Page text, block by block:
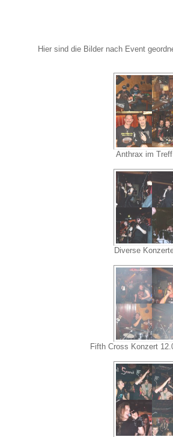
Hier sind die Bilder nach Event
Anthrax im
Diverse
Fifth Cross Konzert